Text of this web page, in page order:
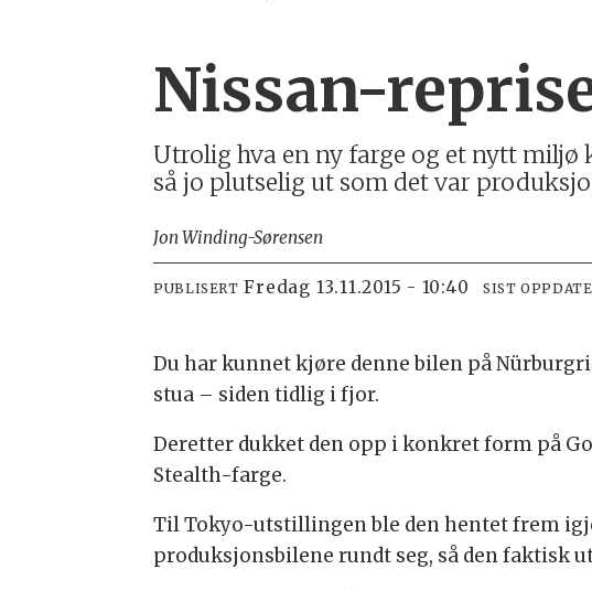
Nissan-
Utrolig hva en ny farge og et nytt miljø
så jo plutselig ut som det var
Jon Winding-Sørensen
PUBLISERT fredag 13.11.2015 - 10:40 SIST
Du har kunnet kjøre denne bilen på
stua – siden tidlig i fjor.
Deretter dukket den opp i konkret form på
Stealth-farge.
Til Tokyo-utstillingen ble den hentet frem
produksjonsbilene rundt seg, så den faktisk